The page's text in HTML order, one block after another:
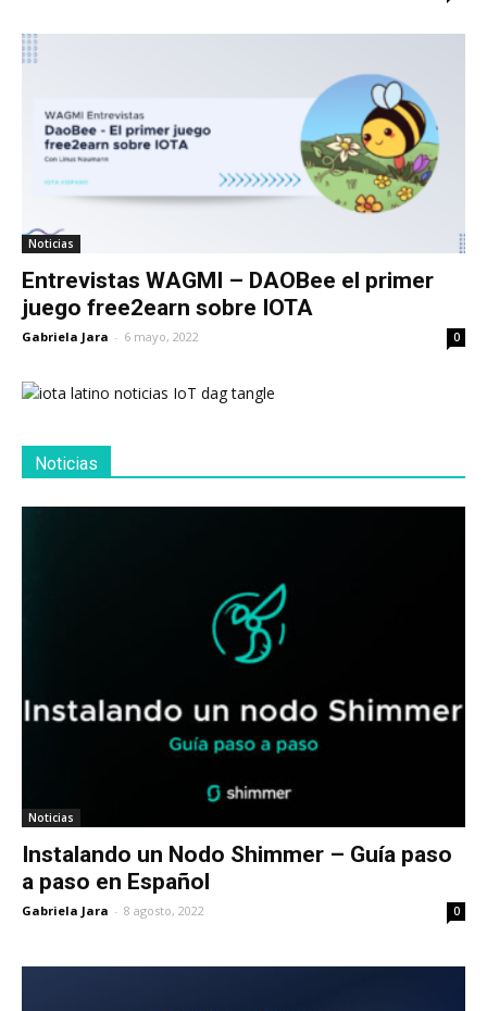
Noticias
Entrevistas WAGMI – DAOBee el primer
juego free2earn sobre IOTA
Gabriela Jara - 6 mayo, 2022 0
Noticias
Noticias
Instalando un Nodo Shimmer – Guía paso
a paso en Español
Gabriela Jara - 8 agosto, 2022 0